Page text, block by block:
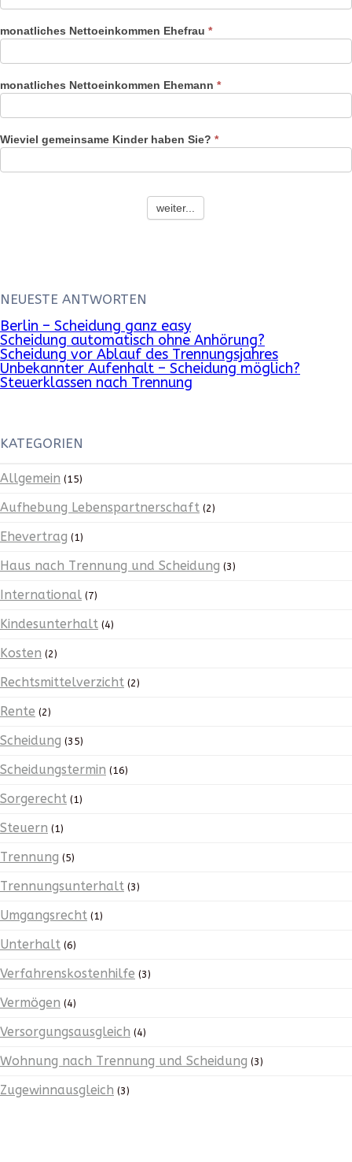
monatliches Nettoeinkommen Ehefrau *
monatliches Nettoeinkommen Ehemann *
Wieviel gemeinsame Kinder haben Sie? *
weiter...
NEUESTE ANTWORTEN
Berlin – Scheidung ganz easy
Scheidung automatisch ohne Anhörung?
Scheidung vor Ablauf des Trennungsjahres
Unbekannter Aufenhalt – Scheidung möglich?
Steuerklassen nach Trennung
KATEGORIEN
Allgemein (15)
Aufhebung Lebenspartnerschaft (2)
Ehevertrag (1)
Haus nach Trennung und Scheidung (3)
International (7)
Kindesunterhalt (4)
Kosten (2)
Rechtsmittelverzicht (2)
Rente (2)
Scheidung (35)
Scheidungstermin (16)
Sorgerecht (1)
Steuern (1)
Trennung (5)
Trennungsunterhalt (3)
Umgangsrecht (1)
Unterhalt (6)
Verfahrenskostenhilfe (3)
Vermögen (4)
Versorgungsausgleich (4)
Wohnung nach Trennung und Scheidung (3)
Zugewinnausgleich (3)